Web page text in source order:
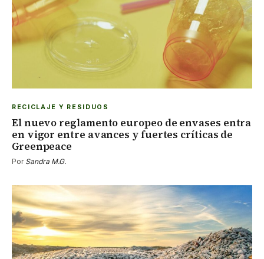
RECICLAJE Y RESIDUOS
El nuevo reglamento europeo de envases entra
en vigor entre avances y fuertes críticas de
Greenpeace
Por Sandra M.G.